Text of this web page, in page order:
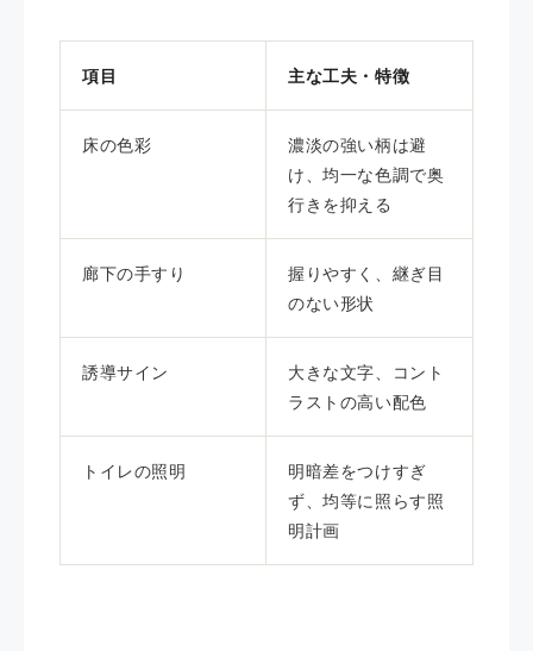
項目 主な工夫・特徴
床の色彩
濃淡の強い柄は避
け、均一な色調で奥
行きを抑える
廊下の手すり
握りやすく、継ぎ目
のない形状
誘導サイン
大きな文字、コント
ラストの高い配色
トイレの照明
明暗差をつけすぎ
ず、均等に照らす照
明計画